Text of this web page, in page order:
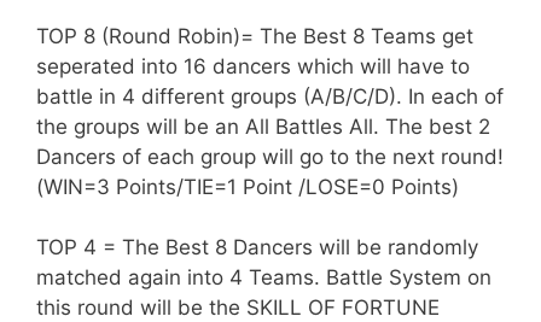
TOP 8 (Round Robin)= The Best 8 Teams get
seperated into 16 dancers which will have to
battle in 4 different groups (A/B/C/D). In each of
the groups will be an All Battles All. The best 2
Dancers of each group will go to the next round!
(WIN=3 Points/TIE=1 Point /LOSE=0 Points)
TOP 4 = The Best 8 Dancers will be randomly
matched again into 4 Teams. Battle System on
this round will be the SKILL OF FORTUNE